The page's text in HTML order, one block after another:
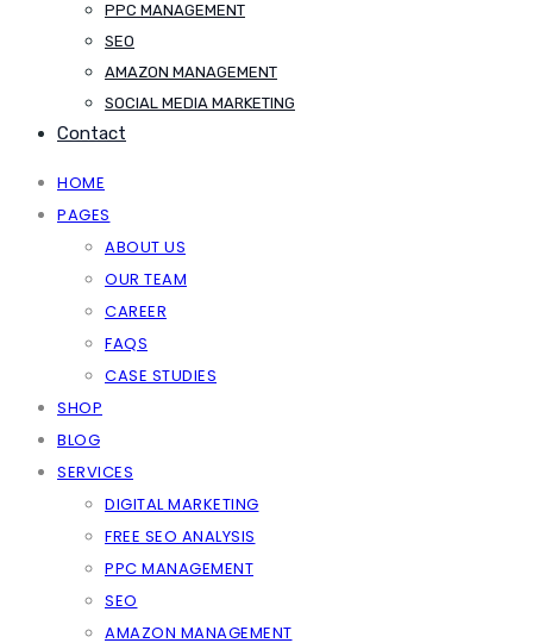
PPC MANAGEMENT
SEO
AMAZON MANAGEMENT
SOCIAL MEDIA MARKETING
Contact
HOME
PAGES
ABOUT US
OUR TEAM
CAREER
FAQS
CASE STUDIES
SHOP
BLOG
SERVICES
DIGITAL MARKETING
FREE SEO ANALYSIS
PPC MANAGEMENT
SEO
AMAZON MANAGEMENT